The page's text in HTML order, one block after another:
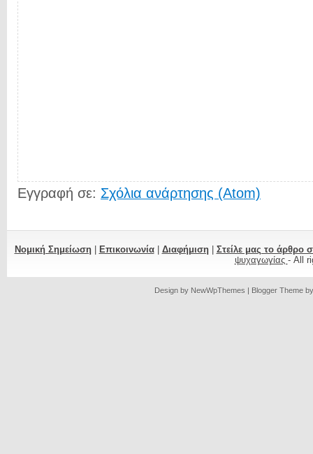
Εγγραφή σε: Σχόλια ανάρτησης (Atom)
Νομική Σημείωση| Επικοινωνία| Διαφήμιση| Στείλε μας το άρθρο
ψυχαγωγίας - All
Design by NewWpThemes | Blogger Theme